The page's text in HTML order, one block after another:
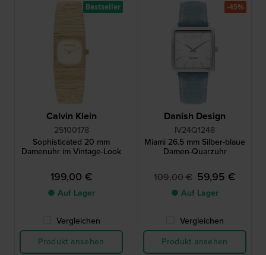
Calvin Klein
25100178
Sophisticated 20 mm
Damenuhr im Vintage-Look
199,00 €
● Auf Lager
Vergleichen
Produkt ansehen
Bestseller
Danish Design
IV24Q1248
Miami 26.5 mm Silber-blaue
Damen-Quarzuhr
109,00 € 59,95 €
● Auf Lager
Vergleichen
Produkt ansehen
-45%